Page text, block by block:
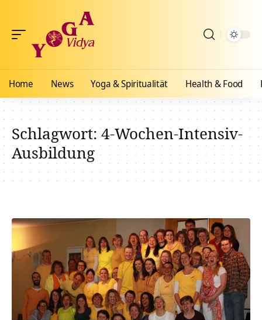
Home News Yoga & Spiritualität Health & Food
Schlagwort:4-Wochen-Intensiv-
Ausbildung